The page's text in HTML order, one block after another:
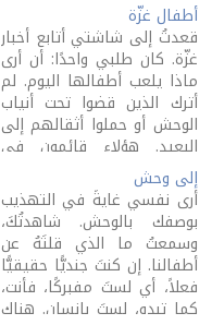
أطفال غزّة
قعدتُ إلى شاشتي أتابع أخبار
غزّة. كان طلبي واحدًا: أن أرى
ماذا يلعب أطفالها اليوم. لم
أترك الذين قضوا تحت أنياب
الوحش أو حملوا أثقالهم إلى
البعيد. هؤلاء قائمون في
قلبي دائمًا. تابعتُ أخبارًا عن
الألعاب التي تساعد الطفل
على أن يكون ذا بأس وكرامة.
كتبتُ لكم قبلاً عن فتيات…
إلى وحش
أرى نفسي غايةً في التهذيب
بوصفك بالوحش. شاهدتُكَ،
وسمعتُ ما الذي قلتَهُ عن
أطفالنا. إن كنتَ جنديًّا حقيقيًّا
فعلاً، أي لستَ مفبركًا، فأنت،
كما تبدو، لستَ بإنسان. هناك